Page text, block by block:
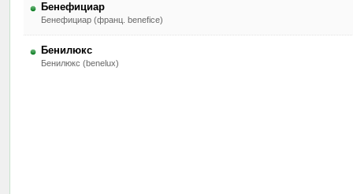
Бенефициар
Бенефициар (франц. benefice)
Бенилюкс
Бенилюкс (benelux)